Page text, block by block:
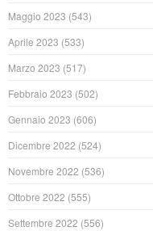
Maggio 2023 (543)
Aprile 2023 (533)
Marzo 2023 (517)
Febbraio 2023 (502)
Gennaio 2023 (606)
Dicembre 2022 (524)
Novembre 2022 (536)
Ottobre 2022 (555)
Settembre 2022 (556)